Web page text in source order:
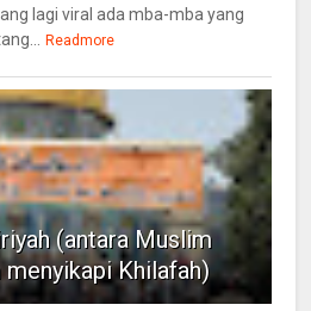
lagi viral ada mba-mba yang
Readmore
(antara Muslim
menyikapi Khilafah)